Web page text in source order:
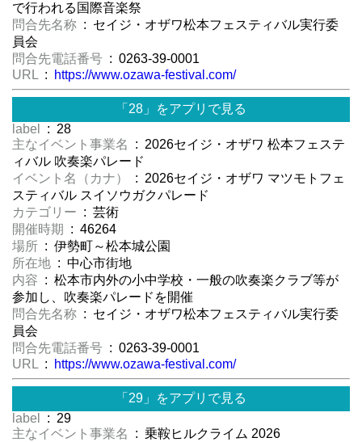
で行われる国際音楽祭
問合先名称 : セイジ・オザワ松本フェスティバル実行委
員会
問合先電話番号 : 0263-39-0001
URL : https://www.ozawa-festival.com/
「28」をアプリで見る
label
: 28
主なイベント事業名
: 2026セイジ・オザワ 松本フェステ
ィバル 吹奏楽パレード
イベント名（カナ）
: 2026セイジ・オザワ マツモトフェ
スティバル スイソウガクパレード
カテゴリー : 芸術
開催時期
: 46264
場所 : 伊勢町～松本城公園
所在地 : 中心市街地
内容 : 松本市内外の小中学校・一般の吹奏楽クラブ等が
参加し、吹奏楽パレードを開催
問合先名称 : セイジ・オザワ松本フェスティバル実行委
員会
問合先電話番号 : 0263-39-0001
URL : https://www.ozawa-festival.com/
「29」をアプリで見る
label
: 29
主なイベント事業名
: 乗鞍ヒルクライム 2026